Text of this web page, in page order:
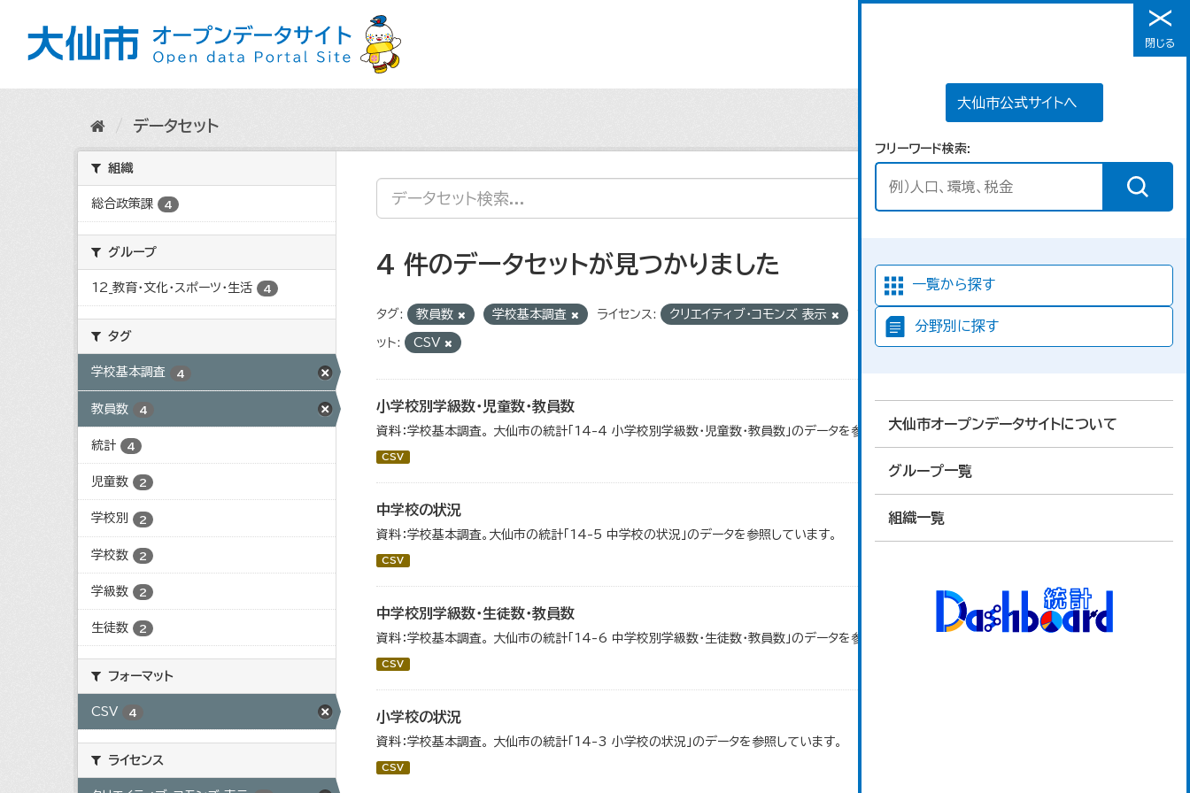
メニュー
大仙市公式サイトへ
フリーワード検索
一覧から探す
分野別に探す
大仙市オープンデータサイトについて
グループ一覧
組織一覧
閉じる
データセット
組織
総合政策課 4
グループ
12_教育・文化・スポーツ・生活 4
タグ
学校基本調査 4
教員数 4
統計 4
児童数 2
学校別 2
学校数 2
学級数 2
生徒数 2
フォーマット
CSV 4
ライセンス
4 件のデータセットが見つかりました
タグ: 教員数 学校基本調査 ライセンス: クリエイティブ・コモンズ 表示 フォーマ
ット: CSV
小学校別学級数・児童数・教員数
資料：学校基本調査。 大仙市の統計「14-4 小学校別学級数・児童数・教員数」のデータを参照しています。
CSV
中学校の状況
資料：学校基本調査。大仙市の統計「14-5 中学校の状況」のデータを参照しています。
CSV
中学校別学級数・生徒数・教員数
資料：学校基本調査。 大仙市の統計「14-6 中学校別学級数・生徒数・教員数」のデータを参照しています。
CSV
小学校の状況
資料：学校基本調査。 大仙市の統計「14-3 小学校の状況」のデータを参照しています。
CSV